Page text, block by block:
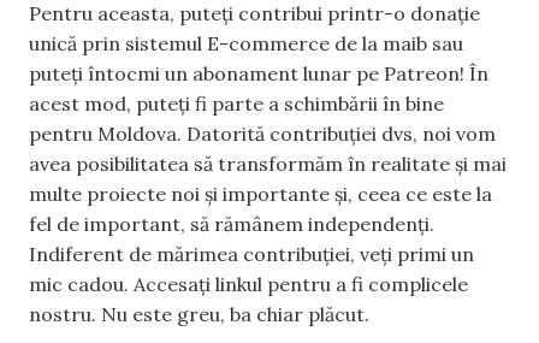
Pentru aceasta, puteți contribui printr-o donație
unică prin sistemul E-commerce de la maib sau
puteți întocmi un abonament lunar pe Patreon! În
acest mod, puteți fi parte a schimbării în bine
pentru Moldova. Datorită contribuției dvs, noi vom
avea posibilitatea să transformăm în realitate și mai
multe proiecte noi și importante și, ceea ce este la
fel de important, să rămânem independenți.
Indiferent de mărimea contribuției, veți primi un
mic cadou. Accesați linkul pentru a fi complicele
nostru. Nu este greu, ba chiar plăcut.